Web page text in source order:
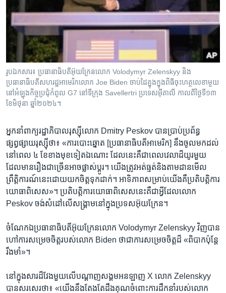
រូបឯកសារ៖ ប្រធានាធិបតី​អ៊ុយក្រែនលោក Volodymyr Zelenskyy និង​
ប្រធានាធិបតីសហរដ្ឋអាមេរិកលោក Joe Biden ចាប់ដៃគ្នុង​ក្នុង​ពិធីចុះហត្ថលេខាមួយ
នៅ​អំឡុងកិច្ចប្រជុំកំពូល G7 នៅទីក្រុង Savellertri ប្រទេសអ៊ីតាលី កាលពីថ្ងៃទី១៣
ខែមិថុនា ឆ្នាំ២០២៤។
អ្នកនាំពាក្យ​រដ្ឋាភិបាល​រុស្ស៊ី​លោក Dmitry Peskov បាន​ប្រាប់​ប្រព័ន្ធ​
ផ្សព្វផ្សាយ​រុស្ស៊ី​ថា៖ «ការ​បោះឆ្នោត [ប្រធានាធិបតី​អាមេរិក] នឹង​ចូល​មក​ដល់​
នៅ​ពេល ៤ ខែ​ខាងមុខ​ទៀត​ឯណោះ​ ដែល​នេះ​គឺជា​ពេល​វេលា​ដ៏​យូរ​មួយ​
ដែល​មាន​រឿង​ជាច្រើន​អាច​ផ្លាស់ប្ដូរ។ យើង​ត្រូវ​អត់ធ្មត់​និង​តាមដាន​មើល​
ព្រឹត្តិការណ៍​នេះ​ដោយ​យកចិត្ត​ទុកដាក់។ អាទិភាព​សម្រាប់​យើង​គឺ​ប្រតិបត្តិការ​
យោធា​ពិសេស»។ ប្រតិបត្តិការ​យោធា​ពិសេស​នេះ​គឺជា​អ្វី​ដែល​លោក
Peskov ចង់​សំដៅ​លើ​សង្គ្រាម​នៅ​ក្នុង​ប្រទស​អ៊ុយក្រែន។
ចំណែកឯ​ប្រធានាធិបតី​អ៊ុយក្រែន​លោក Volodymyr Zelenskyy វិញ​បាន​
ហៅ​ការ​សម្រេចចិត្ត​របស់​លោក Biden ថា​ជា​ការ​សម្រេចចិត្ត​ដ៏ «ពិបាក​ប៉ុន្តែ​
រឹងមាំ»។
នៅ​ក្នុង​សារ​ដ៏​វែង​មួយ​លើ​បណ្ដាញ​សង្គម​អនឡាញ X លោក Zelenskyy
បាន​សរសេរ​ថា៖ «យើង​នឹង​តែងតែ​ដឹងគុណ​ចំពោះ​ការ​ដឹកនាំ​របស់​លោក​